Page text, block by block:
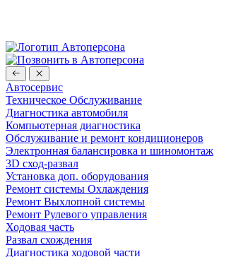
Автосервис
Техническое Обслуживание
Диагностика автомобиля
Компьютерная диагностика
Обслуживание и ремонт кондиционеров
Электронная балансировка и шиномонтаж
3D сход-развал
Установка доп. оборудования
Ремонт системы Охлаждения
Ремонт Выхлопной системы
Ремонт Рулевого управления
Ходовая часть
Развал схождения
Диагностика ходовой части